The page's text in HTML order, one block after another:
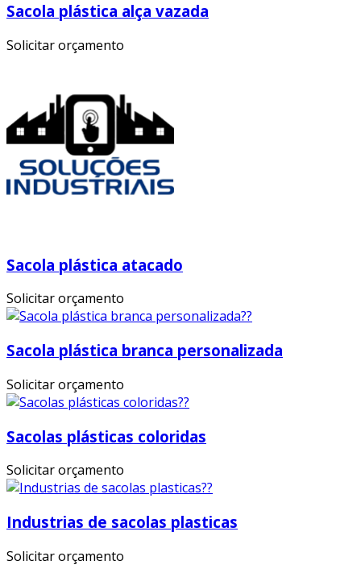
Sacola plástica alça vazada
Solicitar orçamento
Sacola plástica atacado
Solicitar orçamento
Sacola plástica branca personalizada
Solicitar orçamento
Sacolas plásticas coloridas
Solicitar orçamento
Industrias de sacolas plasticas
Solicitar orçamento